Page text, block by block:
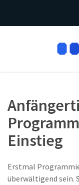
Einstieg
Erstmal
überwältigend sein.